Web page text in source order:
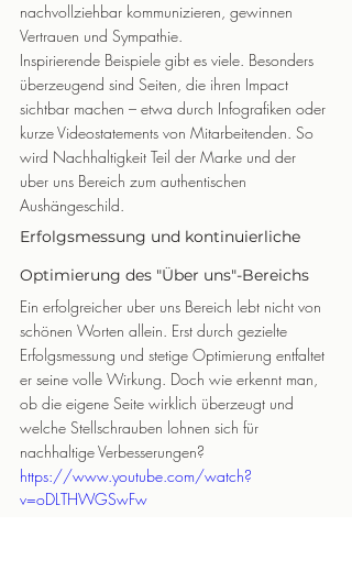
nachvollziehbar kommunizieren, gewinnen
Vertrauen und Sympathie.
Inspirierende Beispiele gibt es viele. Besonders
überzeugend sind Seiten, die ihren Impact
sichtbar machen – etwa durch Infografiken oder
kurze Videostatements von Mitarbeitenden. So
wird Nachhaltigkeit Teil der Marke und der
uber uns Bereich zum authentischen
Aushängeschild.
Erfolgsmessung und kontinuierliche
Optimierung des "Über uns"-Bereichs
Ein erfolgreicher uber uns Bereich lebt nicht von
schönen Worten allein. Erst durch gezielte
Erfolgsmessung und stetige Optimierung entfaltet
er seine volle Wirkung. Doch wie erkennt man,
ob die eigene Seite wirklich überzeugt und
welche Stellschrauben lohnen sich für
nachhaltige Verbesserungen?
https://www.youtube.com/watch?
v=oDLTHWGSwFw